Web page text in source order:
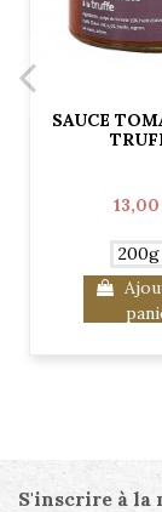
SAUCE
200g
S'inscrire à la